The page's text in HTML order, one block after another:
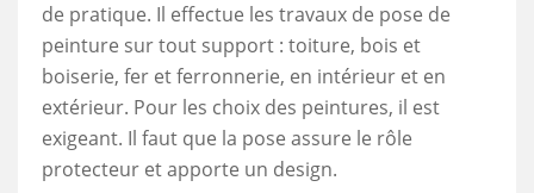
de pratique. Il effectue les travaux de pose de
peinture sur tout support : toiture, bois et
boiserie, fer et ferronnerie, en intérieur et en
extérieur. Pour les choix des peintures, il est
exigeant. Il faut que la pose assure le rôle
protecteur et apporte un design.